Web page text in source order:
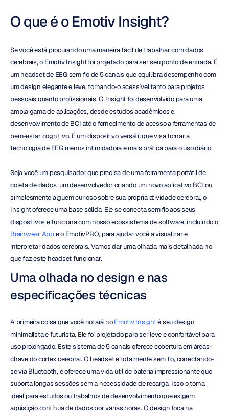
O que é o Emotiv Insight?
Se você está procurando uma maneira fácil de trabalhar com dados
cerebrais, o Emotiv Insight foi projetado para ser seu ponto de entrada. É
um headset de EEG sem fio de 5 canais que equilibra desempenho com
um design elegante e leve, tornando-o acessível tanto para projetos
pessoais quanto profissionais. O Insight foi desenvolvido para uma
ampla gama de aplicações, desde estudos acadêmicos e
desenvolvimento de BCI até o fornecimento de acesso a ferramentas de
bem-estar cognitivo. É um dispositivo versátil que visa tornar a
tecnologia de EEG menos intimidadora e mais prática para o uso diário.
Seja você um pesquisador que precisa de uma ferramenta portátil de
coleta de dados, um desenvolvedor criando um novo aplicativo BCI ou
simplesmente alguém curioso sobre sua própria atividade cerebral, o
Insight oferece uma base sólida. Ele se conecta sem fio aos seus
dispositivos e funciona com nosso ecossistema de software, incluindo o
Brainwear App e o EmotivPRO, para ajudar você a visualizar e
interpretar dados cerebrais. Vamos dar uma olhada mais detalhada no
que faz este headset funcionar.
Uma olhada no design e nas
especificações técnicas
A primeira coisa que você notará no Emotiv Insight é seu design
minimalista e futurista. Ele foi projetado para ser leve e confortável para
uso prolongado. Este sistema de 5 canais oferece cobertura em áreas-
chave do córtex cerebral. O headset é totalmente sem fio, conectando-
se via Bluetooth, e oferece uma vida útil de bateria impressionante que
suporta longas sessões sem a necessidade de recarga. Isso o torna
ideal para estudos ou trabalhos de desenvolvimento que exigem
aquisição contínua de dados por várias horas. O design foca na